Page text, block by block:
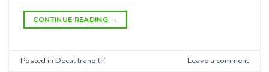
CONTINUE READING →
Posted in Decal trang trí Leave a comment